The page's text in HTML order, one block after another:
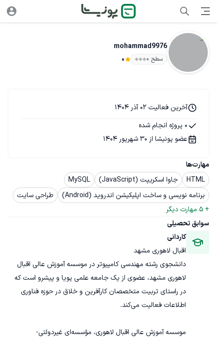
mohammad9976
سطح ۰ 0
مهارت‌ها
HTML
جاوا اسکریپت (JavaScript)
MySQL
برنامه نویسی و ساخت اپلیکیشن اندروید (Android)
طراحی سایت
+
5 مهارت دیگر
سوابق تحصیلی
کاردانی
اقبال لاهوری مشهد
دانشجوی رشته مهندسی کامپیوتر در موسسه آموزش عالی اقبال
لاهوری مشهد، عضوی از یک جامعه علمی پویا و پیشرو است که
در راستای تربیت متخصصان کارآفرین و خلاق در حوزه فناوری
موسسه آموزش عالی اقبال لاهوری، مؤسسه‌ای غیردولتی-
آخرین فعالیت 02 آذر 1404
0 پروژه انجام شده
عضو پونیشا از 30 شهریور 1404